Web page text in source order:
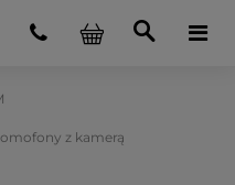
z kamerą